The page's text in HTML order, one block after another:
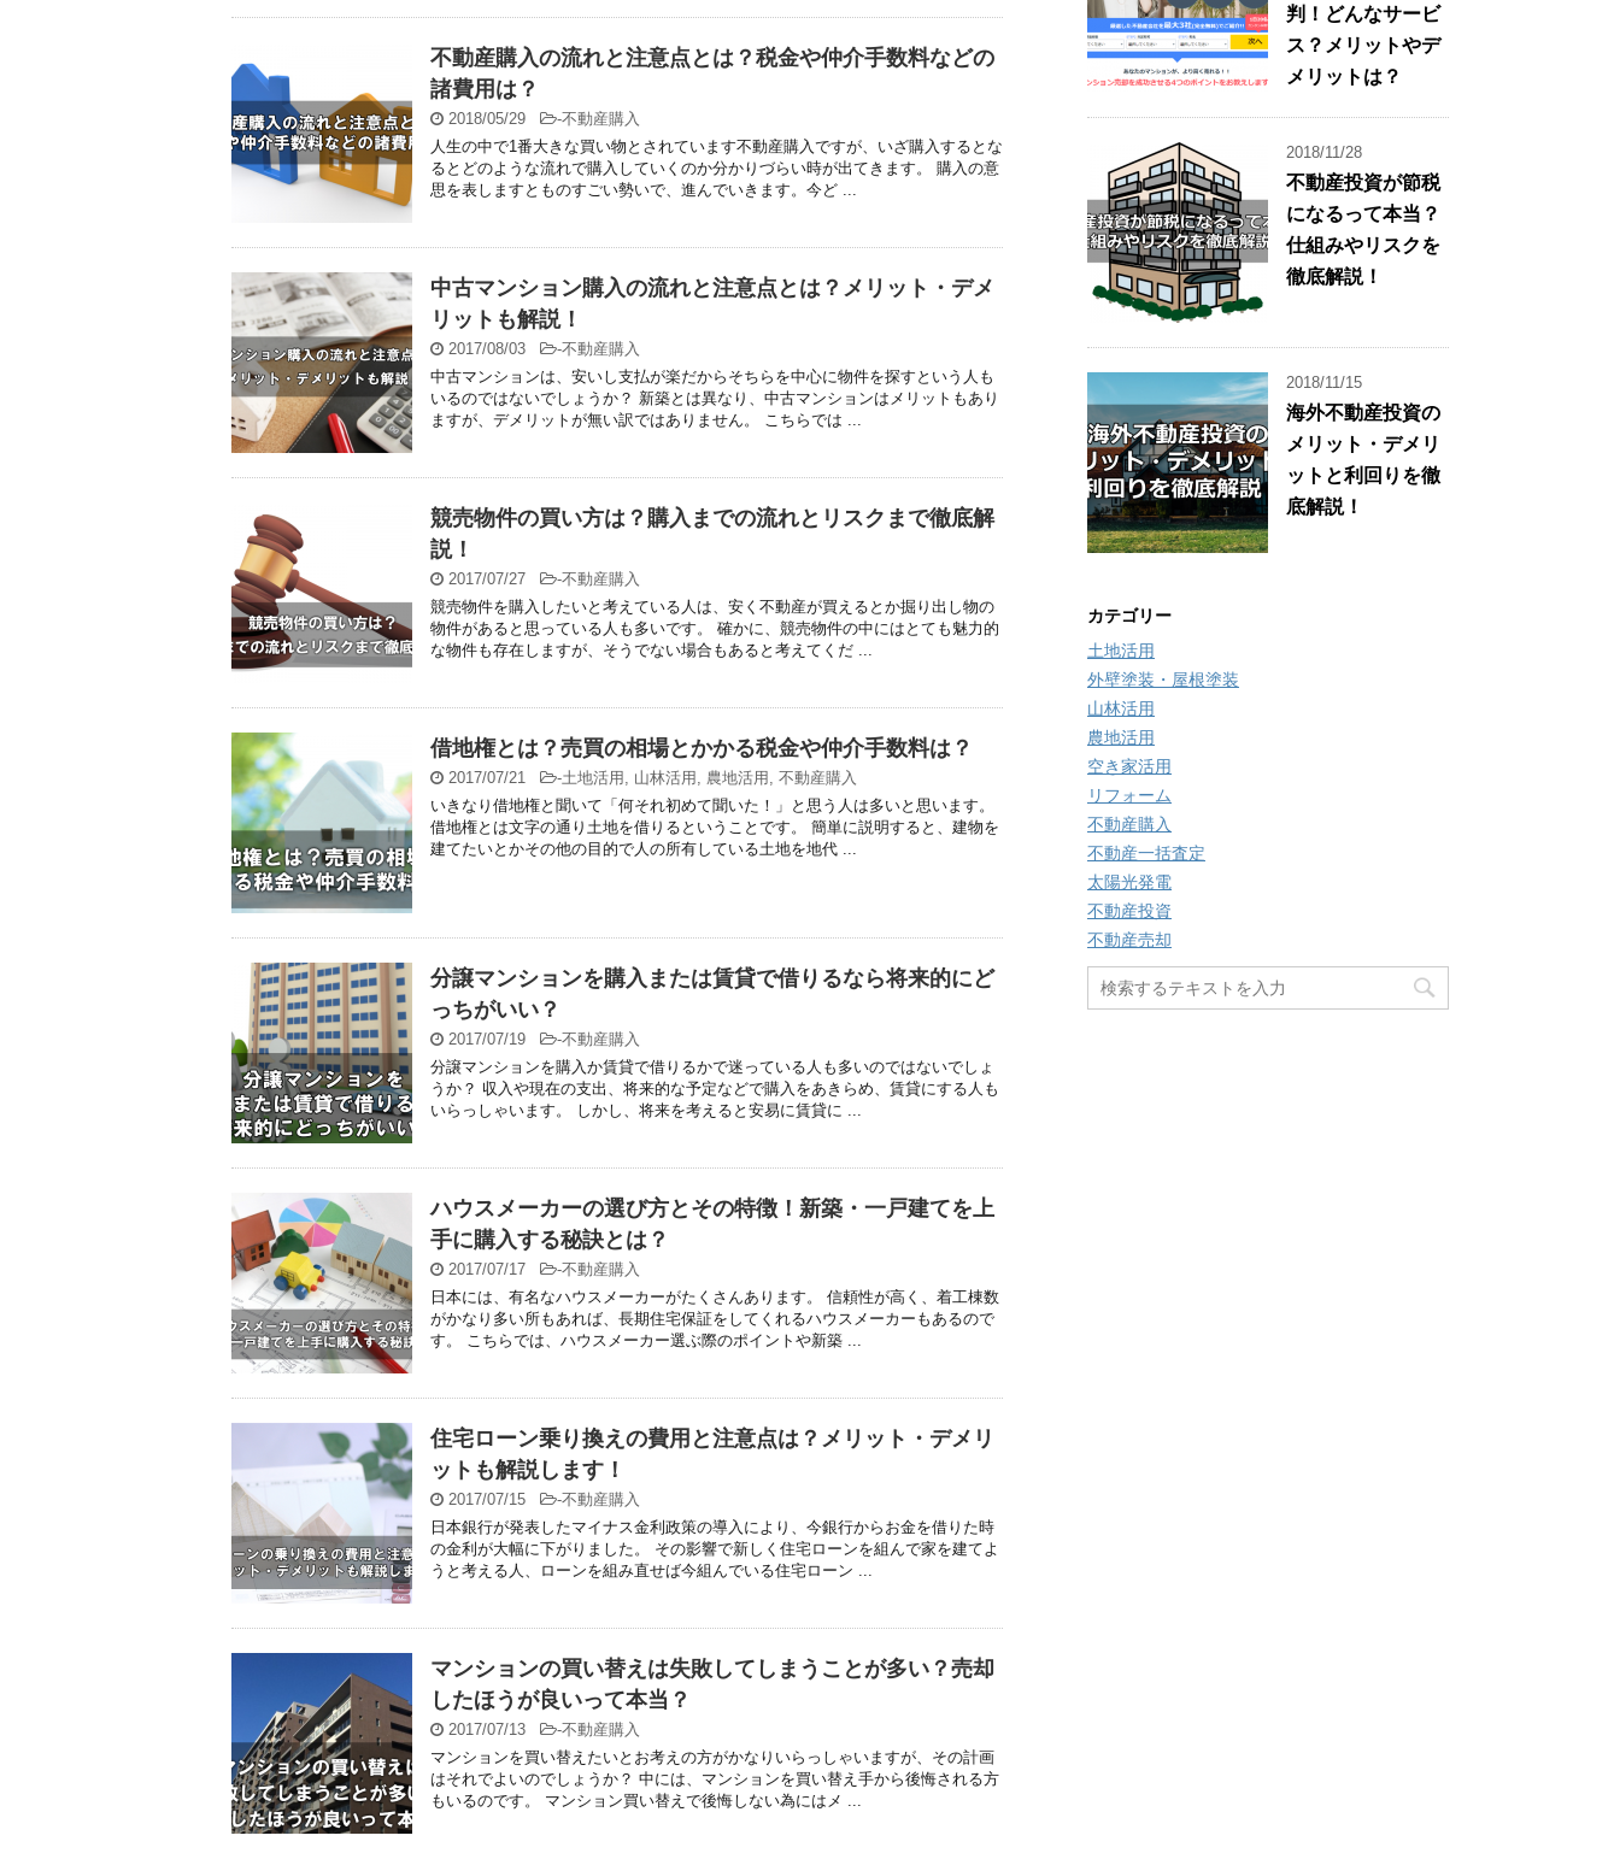
不動産購入の流れと注意点とは？税金や仲介手数料などの
諸費用は？
2018/05/29 -不動産購入
人生の中で1番大きな買い物とされています不動産購入ですが、いざ購入するとな
るとどのような流れで購入していくのか分かりづらい時が出てきます。 購入の意
思を表しますとものすごい勢いで、進んでいきます。今ど ...
中古マンション購入の流れと注意点とは？メリット・デメ
リットも解説！
2017/08/03 -不動産購入
中古マンションは、安いし支払が楽だからそちらを中心に物件を探すという人も
いるのではないでしょうか？ 新築とは異なり、中古マンションはメリットもあり
ますが、デメリットが無い訳ではありません。 こちらでは ...
競売物件の買い方は？購入までの流れとリスクまで徹底解
説！
2017/07/27 -不動産購入
競売物件を購入したいと考えている人は、安く不動産が買えるとか掘り出し物の
物件があると思っている人も多いです。 確かに、競売物件の中にはとても魅力的
な物件も存在しますが、そうでない場合もあると考えてくだ ...
借地権とは？売買の相場とかかる税金や仲介手数料は？
2017/07/21 -土地活用 山林活用 農地活用 不動産購入
いきなり借地権と聞いて「何それ初めて聞いた！」と思う人は多いと思います。
借地権とは文字の通り土地を借りるということです。 簡単に説明すると、建物を
建てたいとかその他の目的で人の所有している土地を地代 ...
分譲マンションを購入または賃貸で借りるなら将来的にど
っちがいい？
2017/07/19 -不動産購入
分譲マンションを購入か賃貸で借りるかで迷っている人も多いのではないでしょ
うか？ 収入や現在の支出、将来的な予定などで購入をあきらめ、賃貸にする人も
いらっしゃいます。 しかし、将来を考えると安易に賃貸に ...
ハウスメーカーの選び方とその特徴！新築・一戸建てを上
手に購入する秘訣とは？
2017/07/17 -不動産購入
日本には、有名なハウスメーカーがたくさんあります。 信頼性が高く、着工棟数
がかなり多い所もあれば、長期住宅保証をしてくれるハウスメーカーもあるので
す。 こちらでは、ハウスメーカー選ぶ際のポイントや新築 ...
住宅ローン乗り換えの費用と注意点は？メリット・デメリ
ットも解説します！
2017/07/15 -不動産購入
日本銀行が発表したマイナス金利政策の導入により、今銀行からお金を借りた時
の金利が大幅に下がりました。 その影響で新しく住宅ローンを組んで家を建てよ
うと考える人、ローンを組み直せば今組んでいる住宅ローン ...
マンションの買い替えは失敗してしまうことが多い？売却
したほうが良いって本当？
2017/07/13 -不動産購入
マンションを買い替えたいとお考えの方がかなりいらっしゃいますが、その計画
はそれでよいのでしょうか？ 中には、マンションを買い替え手から後悔される方
もいるのです。 マンション買い替えで後悔しない為にはメ ...
判！どんなサービ
ス？メリットやデ
メリットは？
2018/11/28
不動産投資が節税
になるって本当？
仕組みやリスクを
徹底解説！
2018/11/15
海外不動産投資の
メリット・デメリ
ットと利回りを徹
底解説！
カテゴリー
土地活用
外壁塗装・屋根塗装
山林活用
農地活用
空き家活用
リフォーム
不動産購入
不動産一括査定
太陽光発電
不動産投資
不動産売却